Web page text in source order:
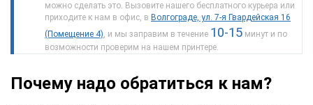
можно сделать это. Вызовите нашего бесплатного курьера или
приходите к нам в офис, в Волгограде, ул. 7-я Гвардейская 16
(Помещение 4), и мы заправим в течение 10-15 минут и по
возможности проверим на нашем принтере.
Почему надо обратиться к нам?